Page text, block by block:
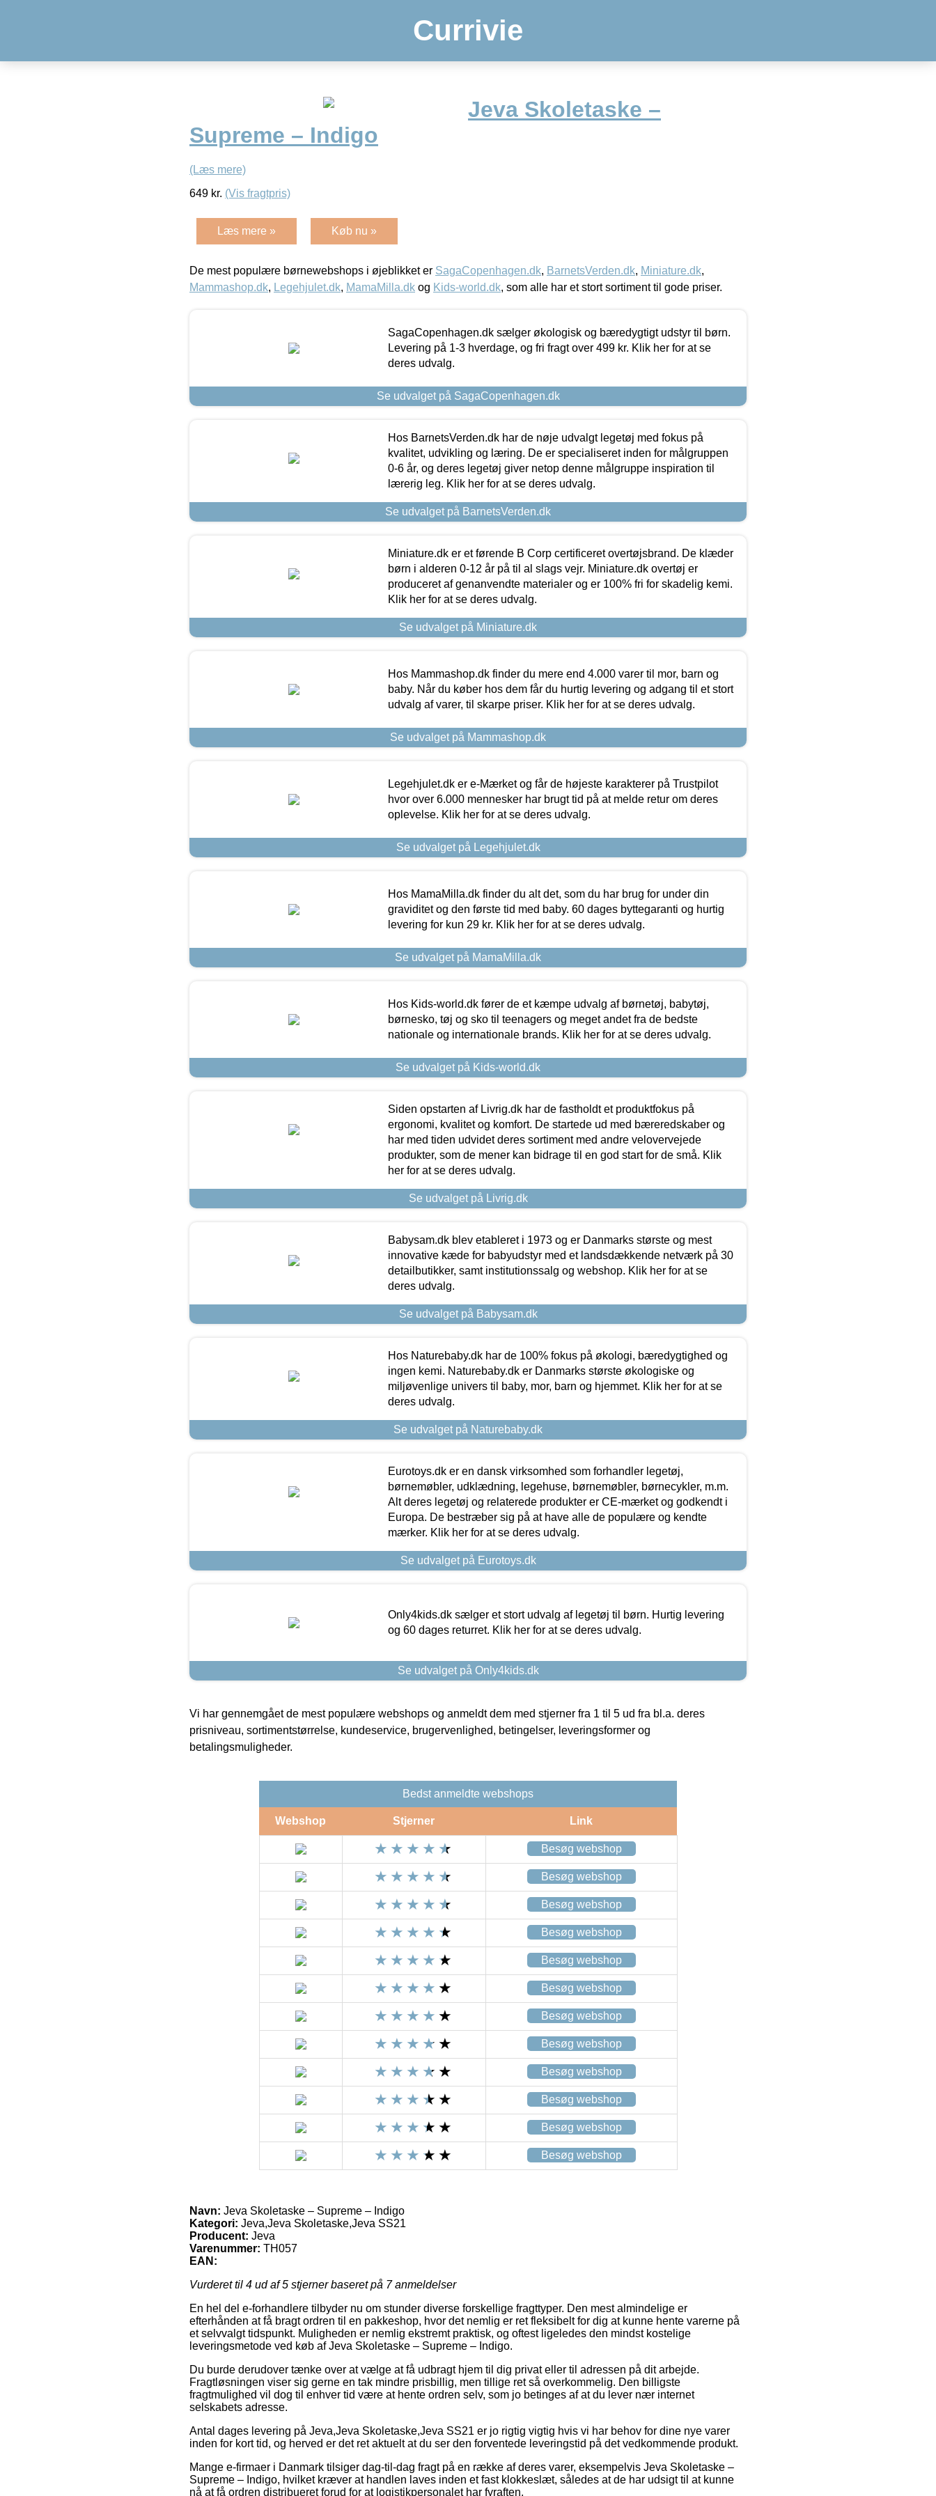
Currivie
Jeva Skoletaske –
Supreme – Indigo
(Læs mere)
649 kr. (Vis fragtpris)
Læs mere » Køb nu »
De mest populære børnewebshops i øjeblikket er SagaCopenhagen.dk, BarnetsVerden.dk, Miniature.dk,
Mammashop.dk, Legehjulet.dk, MamaMilla.dk og Kids-world.dk, som alle har et stort sortiment til gode priser.
SagaCopenhagen.dk sælger økologisk og bæredygtigt udstyr til børn.
Levering på 1-3 hverdage, og fri fragt over 499 kr. Klik her for at se
deres udvalg.
Se udvalget på SagaCopenhagen.dk
Hos BarnetsVerden.dk har de nøje udvalgt legetøj med fokus på
kvalitet, udvikling og læring. De er specialiseret inden for målgruppen
0-6 år, og deres legetøj giver netop denne målgruppe inspiration til
lærerig leg. Klik her for at se deres udvalg.
Se udvalget på BarnetsVerden.dk
Miniature.dk er et førende B Corp certificeret overtøjsbrand. De klæder
børn i alderen 0-12 år på til al slags vejr. Miniature.dk overtøj er
produceret af genanvendte materialer og er 100% fri for skadelig kemi.
Klik her for at se deres udvalg.
Se udvalget på Miniature.dk
Hos Mammashop.dk finder du mere end 4.000 varer til mor, barn og
baby. Når du køber hos dem får du hurtig levering og adgang til et stort
udvalg af varer, til skarpe priser. Klik her for at se deres udvalg.
Se udvalget på Mammashop.dk
Legehjulet.dk er e-Mærket og får de højeste karakterer på Trustpilot
hvor over 6.000 mennesker har brugt tid på at melde retur om deres
oplevelse. Klik her for at se deres udvalg.
Se udvalget på Legehjulet.dk
Hos MamaMilla.dk finder du alt det, som du har brug for under din
graviditet og den første tid med baby. 60 dages byttegaranti og hurtig
levering for kun 29 kr. Klik her for at se deres udvalg.
Se udvalget på MamaMilla.dk
Hos Kids-world.dk fører de et kæmpe udvalg af børnetøj, babytøj,
børnesko, tøj og sko til teenagers og meget andet fra de bedste
nationale og internationale brands. Klik her for at se deres udvalg.
Se udvalget på Kids-world.dk
Siden opstarten af Livrig.dk har de fastholdt et produktfokus på
ergonomi, kvalitet og komfort. De startede ud med bæreredskaber og
har med tiden udvidet deres sortiment med andre velovervejede
produkter, som de mener kan bidrage til en god start for de små. Klik
her for at se deres udvalg.
Se udvalget på Livrig.dk
Babysam.dk blev etableret i 1973 og er Danmarks største og mest
innovative kæde for babyudstyr med et landsdækkende netværk på 30
detailbutikker, samt institutionssalg og webshop. Klik her for at se
deres udvalg.
Se udvalget på Babysam.dk
Hos Naturebaby.dk har de 100% fokus på økologi, bæredygtighed og
ingen kemi. Naturebaby.dk er Danmarks største økologiske og
miljøvenlige univers til baby, mor, barn og hjemmet. Klik her for at se
deres udvalg.
Se udvalget på Naturebaby.dk
Eurotoys.dk er en dansk virksomhed som forhandler legetøj,
børnemøbler, udklædning, legehuse, børnemøbler, børnecykler, m.m.
Alt deres legetøj og relaterede produkter er CE-mærket og godkendt i
Europa. De bestræber sig på at have alle de populære og kendte
mærker. Klik her for at se deres udvalg.
Se udvalget på Eurotoys.dk
Only4kids.dk sælger et stort udvalg af legetøj til børn. Hurtig levering
og 60 dages returret. Klik her for at se deres udvalg.
Se udvalget på Only4kids.dk
Vi har gennemgået de mest populære webshops og anmeldt dem med stjerner fra 1 til 5 ud fra bl.a. deres
prisniveau, sortimentstørrelse, kundeservice, brugervenlighed, betingelser, leveringsformer og
betalingsmuligheder.
Bedst anmeldte webshops
Webshop Stjerner Link
Besøg webshop
Besøg webshop
Besøg webshop
Besøg webshop
Besøg webshop
Besøg webshop
Besøg webshop
Besøg webshop
Besøg webshop
Besøg webshop
Besøg webshop
Besøg webshop
Navn: Jeva Skoletaske – Supreme – Indigo
Kategori: Jeva,Jeva Skoletaske,Jeva SS21
Producent: Jeva
Varenummer: TH057
EAN:
Vurderet til 4 ud af 5 stjerner baseret på 7anmeldelser
En hel del e-forhandlere tilbyder nu om stunder diverse forskellige fragttyper. Den mest almindelige er
efterhånden at få bragt ordren til en pakkeshop, hvor det nemlig er ret fleksibelt for dig at kunne hente varerne på
et selvvalgt tidspunkt. Muligheden er nemlig ekstremt praktisk, og oftest ligeledes den mindst kostelige
leveringsmetode ved køb af Jeva Skoletaske – Supreme – Indigo.
Du burde derudover tænke over at vælge at få udbragt hjem til dig privat eller til adressen på dit arbejde.
Fragtløsningen viser sig gerne en tak mindre prisbillig, men tillige ret så overkommelig. Den billigste
fragtmulighed vil dog til enhver tid være at hente ordren selv, som jo betinges af at du lever nær internet
selskabets adresse.
Antal dages levering på Jeva,Jeva Skoletaske,Jeva SS21 er jo rigtig vigtig hvis vi har behov for dine nye varer
inden for kort tid, og herved er det ret aktuelt at du ser den forventede leveringstid på det vedkommende produkt.
Mange e-firmaer i Danmark tilsiger dag-til-dag fragt på en række af deres varer, eksempelvis Jeva Skoletaske –
Supreme – Indigo, hvilket kræver at handlen laves inden et fast klokkeslæt, således at de har udsigt til at kunne
nå at få ordren distribueret forud for at logistikpersonalet har fyraften.